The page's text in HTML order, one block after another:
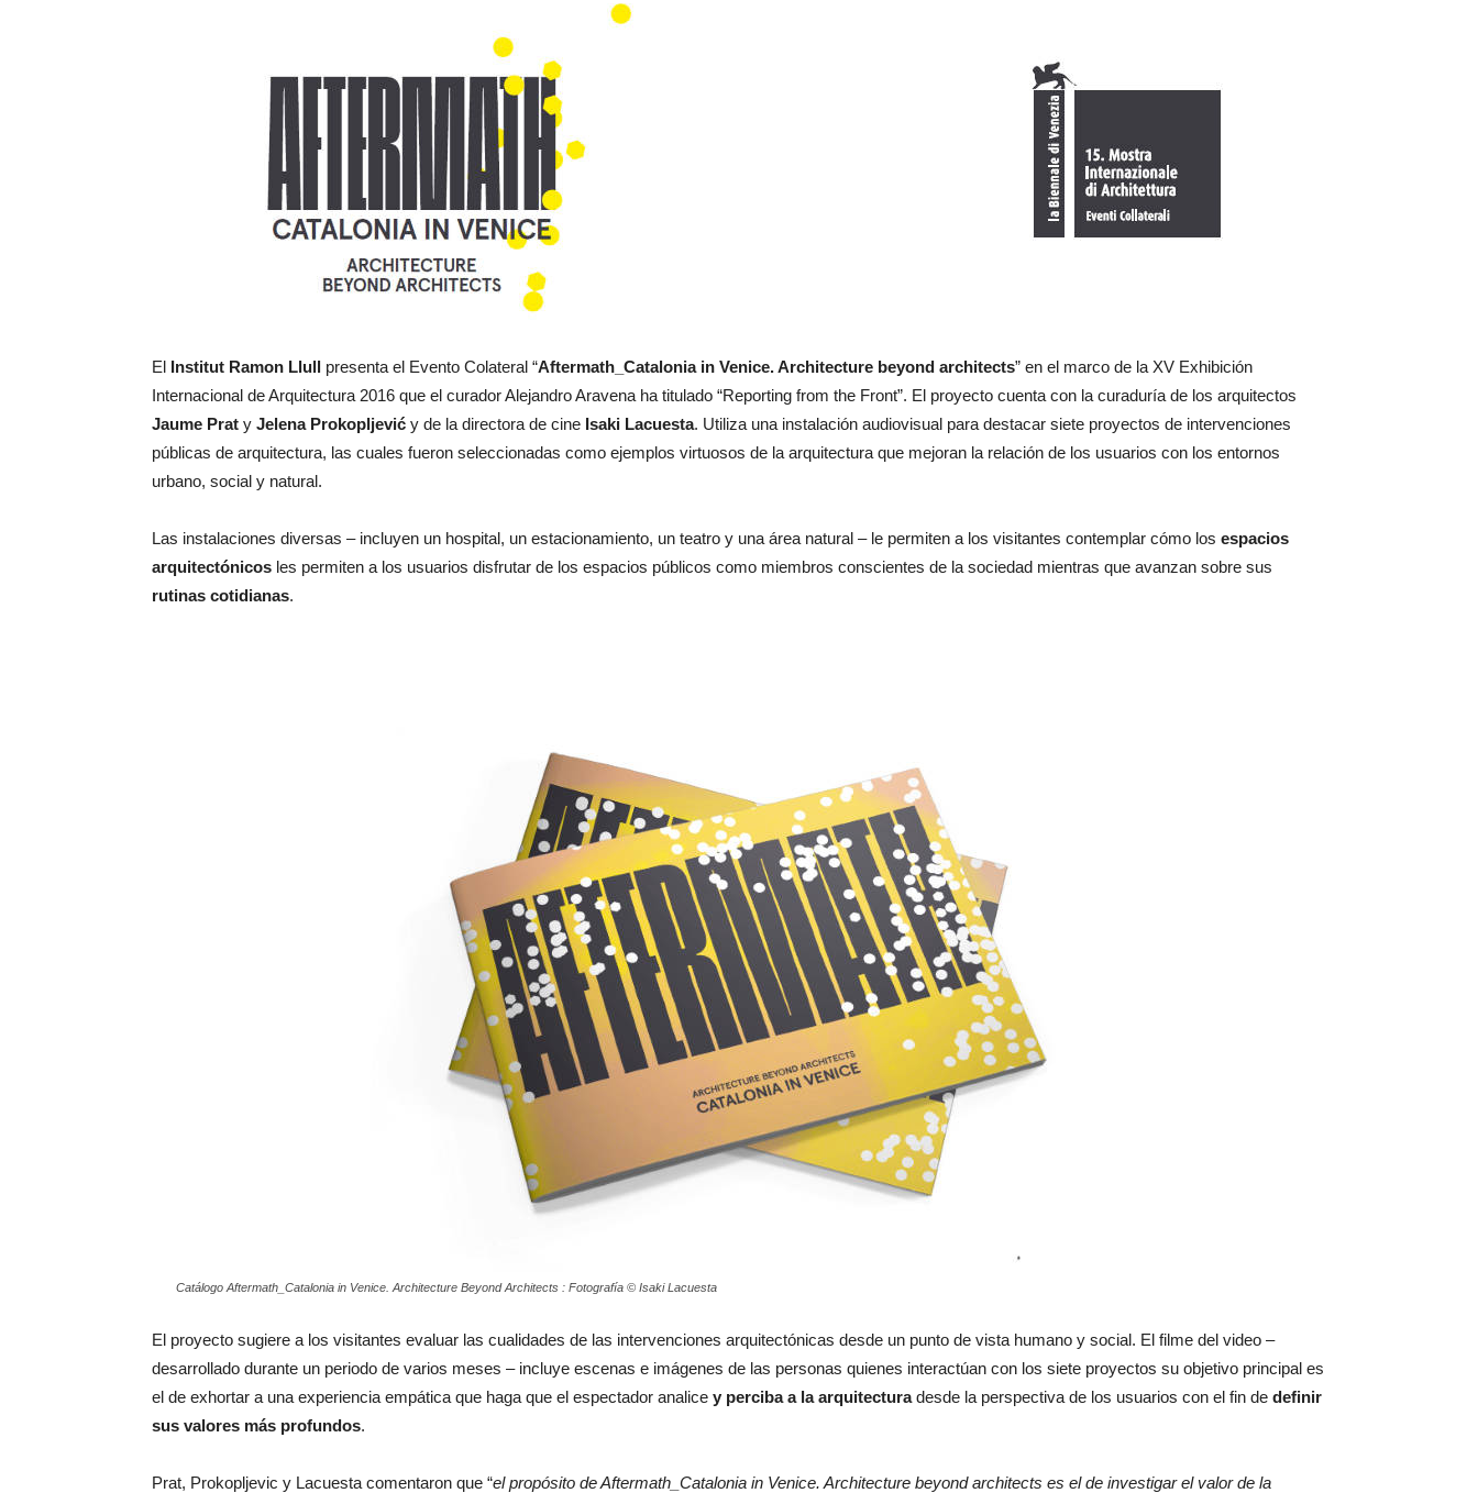
El Institut Ramon Llull presenta el Evento Colateral “Aftermath_Catalonia in Venice. Architecture beyond architects” en el marco de la XV Exhibición
Internacional de Arquitectura 2016 que el curador Alejandro Aravena ha titulado “Reporting from the Front”. El proyecto cuenta con la curaduría de los arquitectos
Jaume Prat y Jelena Prokopljević y de la directora de cine Isaki Lacuesta. Utiliza una instalación audiovisual para destacar siete proyectos de intervenciones
públicas de arquitectura, las cuales fueron seleccionadas como ejemplos virtuosos de la arquitectura que mejoran la relación de los usuarios con los entornos
urbano, social y natural.
Las instalaciones diversas – incluyen un hospital, un estacionamiento, un teatro y una área natural – le permiten a los visitantes contemplar cómo los espacios
arquitectónicos les permiten a los usuarios disfrutar de los espacios públicos como miembros conscientes de la sociedad mientras que avanzan sobre sus
rutinas cotidianas.
Catálogo Aftermath_Catalonia in Venice. Architecture Beyond Architects : Fotografía © Isaki Lacuesta
El proyecto sugiere a los visitantes evaluar las cualidades de las intervenciones arquitectónicas desde un punto de vista humano y social. El filme del video –
desarrollado durante un periodo de varios meses – incluye escenas e imágenes de las personas quienes interactúan con los siete proyectos su objetivo principal es
el de exhortar a una experiencia empática que haga que el espectador analice y perciba a la arquitecturadesde la perspectiva de los usuarios con el fin de definir
sus valores más profundos.
Prat, Prokopljevic y Lacuesta comentaron que “el propósito de Aftermath_Catalonia in Venice. Architecture beyond architects es el de investigar el valor de la